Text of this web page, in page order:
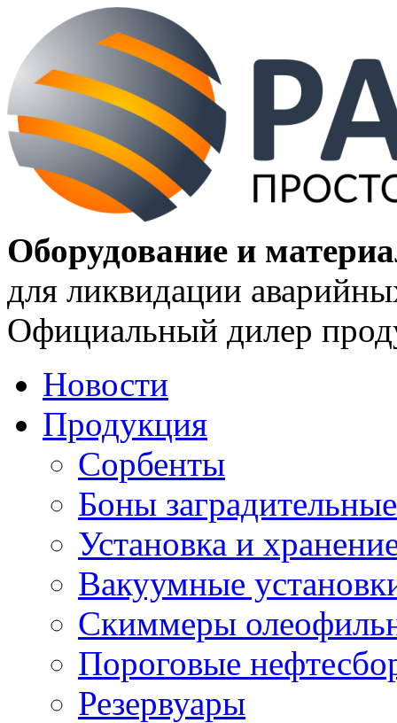
Оборудование и
для ликвидации
Официальный дилер
Новости
Продукция
Сорбенты
Боны заградительные
Установка и
Вакуумные
Скиммеры
Пороговые
Резервуары